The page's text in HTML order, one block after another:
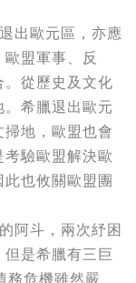
出歐元區，亦應
盟軍事、反
從歷史及文化
希臘退出歐元
地，歐盟也會
驗歐盟解決歐
也攸關歐盟團
阿斗，兩次紓困
是希臘有三巨
務危機雖然嚴